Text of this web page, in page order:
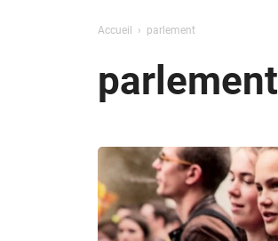
Accueil parlement
parlement